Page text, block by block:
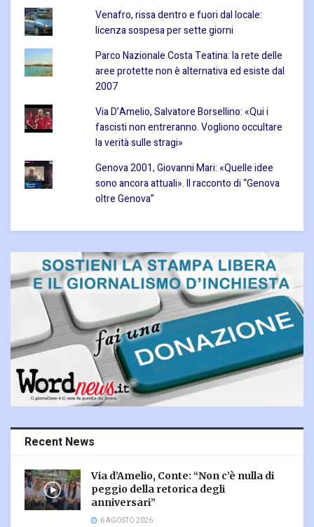
Venafro, rissa dentro e fuori dal locale:
licenza sospesa per sette giorni
Parco Nazionale Costa Teatina: la rete delle
aree protette non è alternativa ed esiste dal
2007
Via D’Amelio, Salvatore Borsellino: «Qui i
fascisti non entreranno. Vogliono occultare
la verità sulle stragi»
Genova 2001, Giovanni Mari: «Quelle idee
sono ancora attuali». Il racconto di “Genova
oltre Genova”
Recent News
Via d’Amelio, Conte: “Non c’è nulla di
peggio della retorica degli
anniversari”
6 AGOSTO 2026